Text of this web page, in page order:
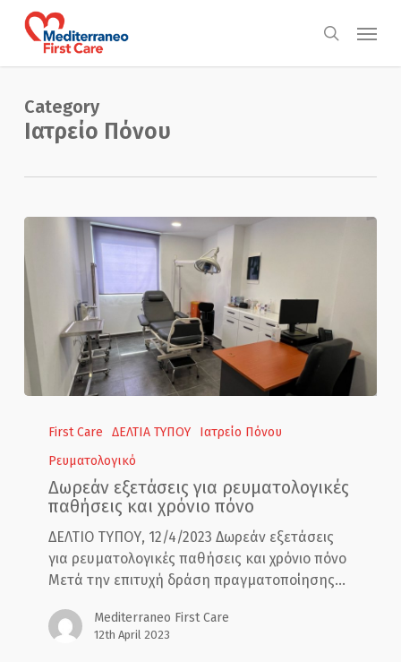
search
Menu
Category
Ιατρείο Πόνου
εξετάσεις
ρευματολογικές
παθήσεις
χρόνιο
πόνο
First Care ΔΕΛΤΙΑ ΤΥΠΟΥ
Ιατρείο Πόνου
Ρευματολογικό
Δωρεάν εξετάσεις για ρευματολογικές
παθήσεις και χρόνιο πόνο
ΔΕΛΤΙΟ ΤΥΠΟΥ, 12/4/2023 Δωρεάν εξετάσεις
για ρευματολογικές παθήσεις και χρόνιο πόνο
Μετά την επιτυχή δράση πραγματοποίησης…
Mediterraneo First Care
12th April 2023